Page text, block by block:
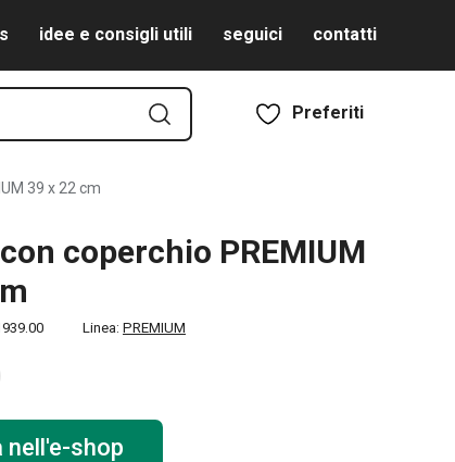
idee e consigli utili seguici contatti
Preferiti
39 x 22 cm
coperchio PREMIUM
Linea: PREMIUM
nell'e-shop